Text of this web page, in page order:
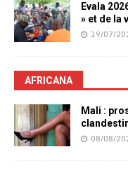
Evala
» et de la
19/07/
AFRICANA
Mali :
08/08/